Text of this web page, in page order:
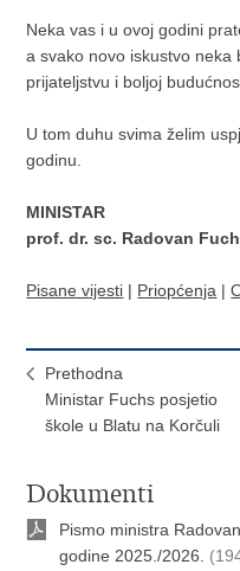
Neka vas i u ovoj godini
a svako novo iskustvo neka
prijateljstvu i boljoj
U tom duhu svima želim
godinu.
MINISTAR
prof. dr. sc. Radovan
Pisane vijesti | Priopćenja |
Prethodna
Ministar Fuchs posjetio
škole u Blatu na Korčuli
Dokumenti
Pismo ministra
godine 2025./2026.